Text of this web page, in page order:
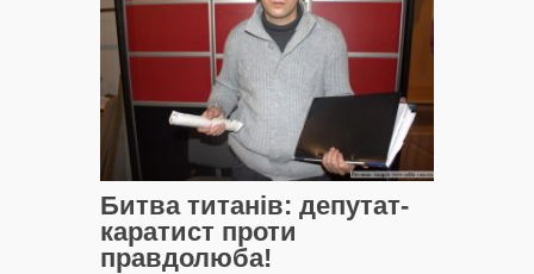
Битва титанів: депутат-
каратист проти
правдолюба!